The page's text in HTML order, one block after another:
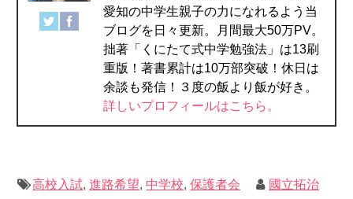
愛知の中学生親子の力になれるよう当
ブログを日々更新。月間最大50万PV。
拙著「くにたて式中学勉強法」は13刷
重版！著書累計は10万部突破！休日は
余談も発信！３度の飯より飯が好き。
詳しいプロフィールはこちら。
高校入試,進路希望, 中学校,保護者会 國立拓治